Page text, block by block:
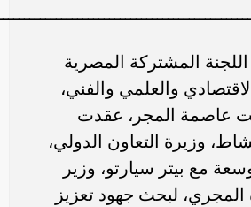
المشتركة المصرية
والعلمي والفني،
عاصمة المجر، عقدت
وزيرة التعاون الدولي،
مع بيتر سيارتو، وزير
المجري، لبحث جهود تعزيز